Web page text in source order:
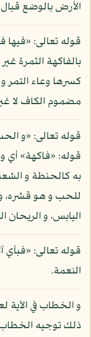
الأرض بالوضع
قوله تعالى: «فيها
بالفاكهة الثمرة
كسرها وعاء التمر
مضموم الكاف لا
قوله تعالى: «و
قوله: «فاكهة» أي
به كالحنطة و
للحب و هو قشره، و
اليابس، و الريحان
قوله تعالى: «فبأي
النعمة.
و الخطاب في الآية
ذلك توجيه